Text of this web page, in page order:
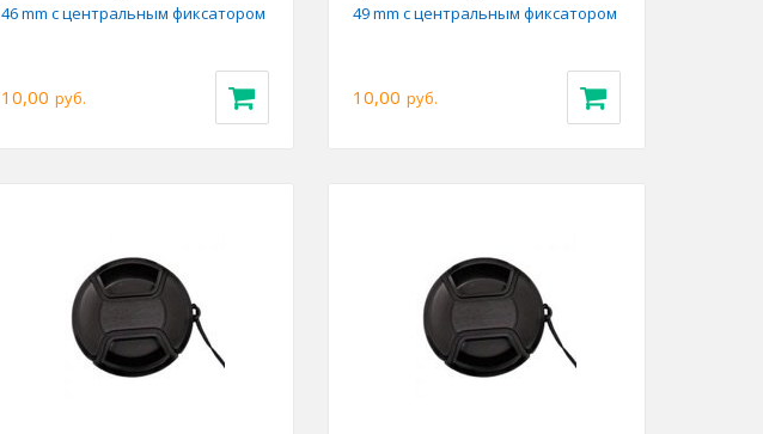
46 mm с центральным фиксатором
10,00 руб.
49 mm с центральным фиксатором
10,00 руб.